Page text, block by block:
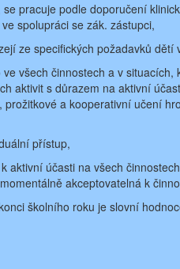
pracuje podle doporučení
spolupráci se zák. zástupci,
ze specifických požadavků dětí
všech činnostech a v
aktivit s důrazem na aktivní
a kooperativní učení
přístup,
aktivní účasti na všech
akceptovatelná k
školního roku je slovní